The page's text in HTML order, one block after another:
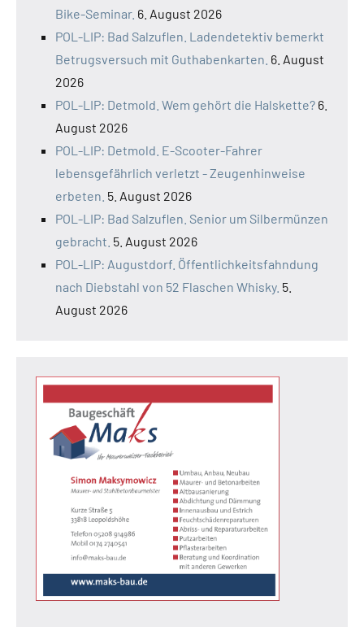
Bike-Seminar. 6. August 2026
POL-LIP: Bad Salzuflen. Ladendetektiv bemerkt
Betrugsversuch mit Guthabenkarten. 6. August
2026
POL-LIP: Detmold. Wem gehört die Halskette? 6.
August 2026
POL-LIP: Detmold. E-Scooter-Fahrer
lebensgefährlich verletzt - Zeugenhinweise
erbeten. 5. August 2026
POL-LIP: Bad Salzuflen. Senior um Silbermünzen
gebracht. 5. August 2026
POL-LIP: Augustdorf. Öffentlichkeitsfahndung
nach Diebstahl von 52 Flaschen Whisky. 5.
August 2026